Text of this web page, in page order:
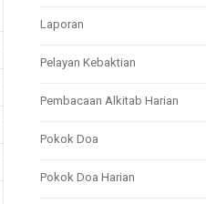
Laporan
Pelayan Kebaktian
Pembacaan Alkitab Harian
Pokok Doa
Pokok Doa Harian